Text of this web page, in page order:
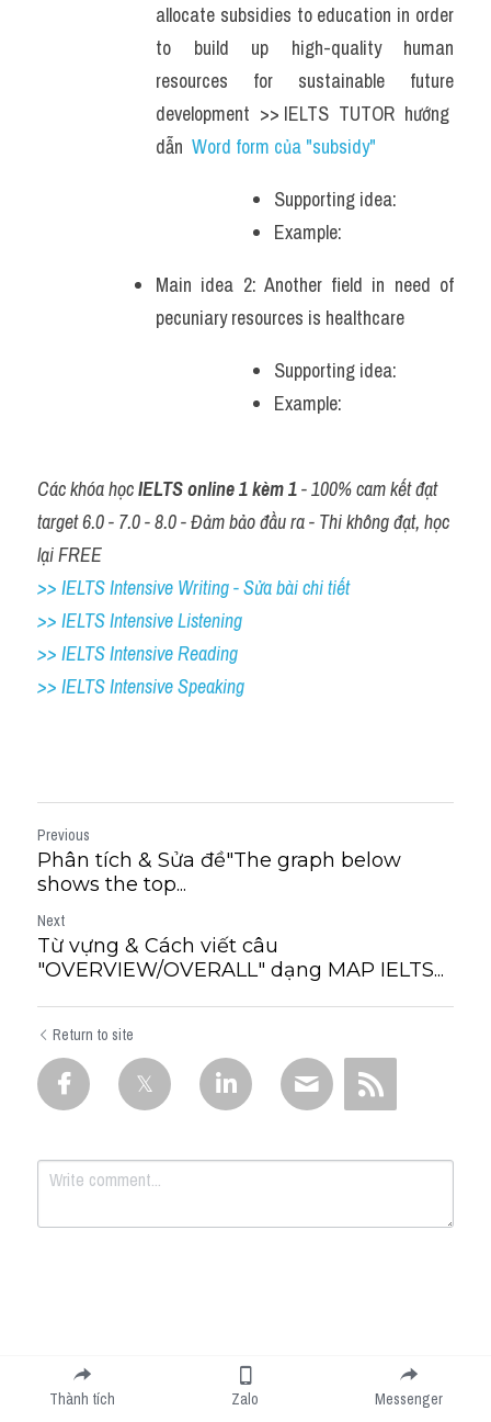
allocate subsidies to education in order
to build up high-quality human
resources for sustainable future
development  >> IELTS  TUTOR  hướng
dẫn Word form của "subsidy"
Supporting idea:
Example:
Main idea 2: Another field in need of
pecuniary resources is healthcare
Supporting idea:
Example:
Các khóa học IELTS online 1 kèm 1 - 100% cam kết đạt
target 6.0 - 7.0 - 8.0 - Đảm bảo đầu ra - Thi không đạt, học
lại FREE
>> IELTS Intensive Writing - Sửa bài chi tiết
>> IELTS Intensive Listening
>> IELTS Intensive Reading
>> IELTS Intensive Speaking
Previous
Phân tích & Sửa đề"The graph below
shows the top...
Next
Từ vựng & Cách viết câu
"OVERVIEW/OVERALL" dạng MAP IELTS...
Return to site
Submit
Thành tích Zalo Messenger